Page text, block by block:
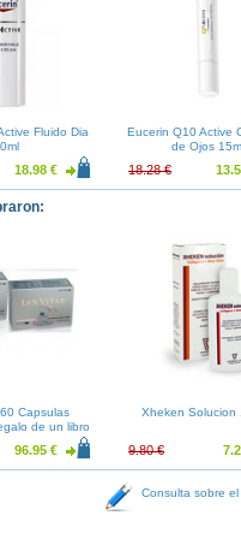
Fluido Dia
18.98 €
Eucerin Q10 Active
de Ojos
18.28 €
Capsulas
de un libro
96.95 €
Xheken Solucion
9.80 €
Consulta sobre